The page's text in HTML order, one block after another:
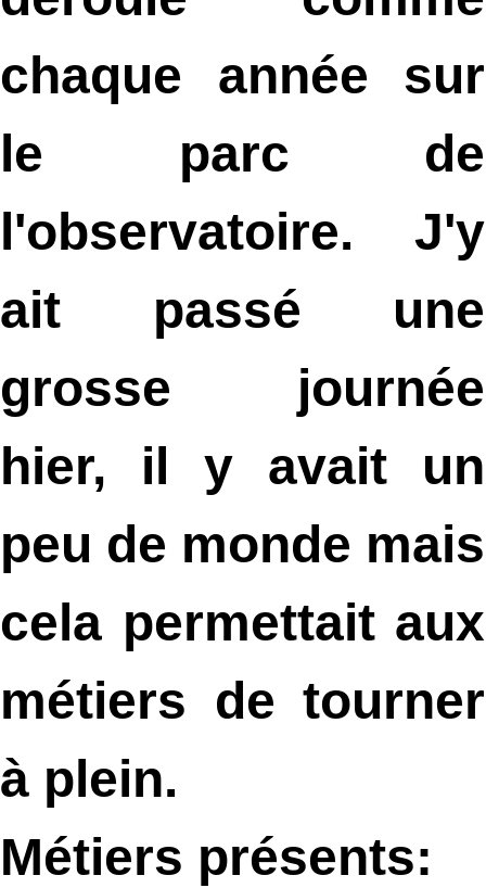
chaque année sur
le parc de
l'observatoire. J'y
ait passé une
grosse journée
hier, il y avait un
peu de monde mais
cela permettait aux
métiers de tourner
à plein.
Métiers présents: